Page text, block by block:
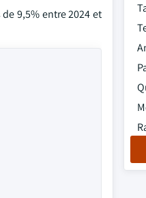
9,5% entre 2024 et